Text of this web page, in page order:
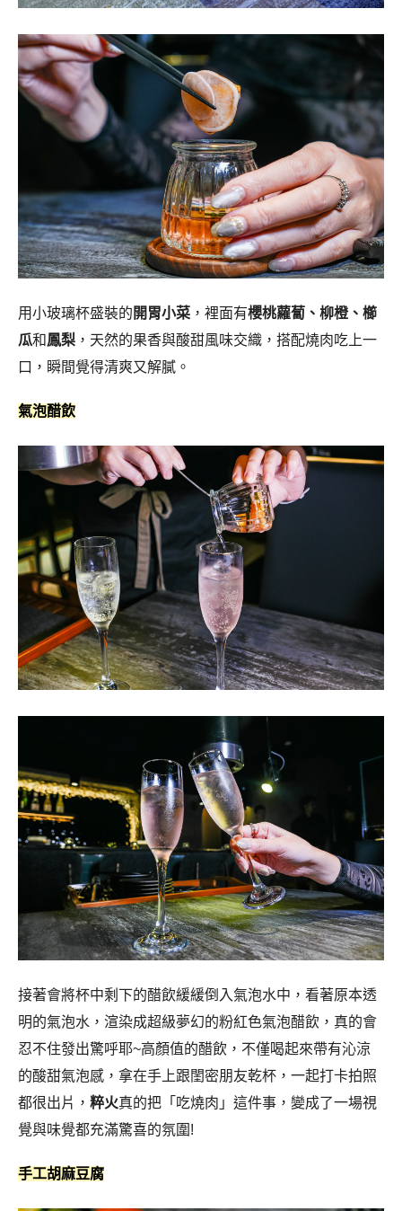
用小玻璃杯盛裝的 開胃小菜，裡面有
櫻桃蘿蔔、柳橙、櫛
瓜和鳳梨，天然的果香與酸甜風味交織，搭配燒肉吃上一
口，瞬間覺得清爽又解膩。
接著會將杯中剩下的醋飲緩緩倒入氣泡水中，看著原本透
明的氣泡水，渲染成超級夢幻的粉紅色氣泡醋飲，真的會
忍不住發出驚呼耶~高顏值的醋飲，不僅喝起來帶有沁涼
的酸甜氣泡感，拿在手上跟閨密朋友乾杯，一起打卡拍照
都很出片，粹火
真的把「吃燒肉」這件事，變成了一場視
覺與味覺都充滿驚喜的氛圍!
手工胡麻豆腐